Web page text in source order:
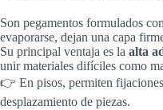
Son pegamentos formulados con
evaporarse, dejan una capa
Su principal ventaja es la alta
unir materiales difíciles como
👉 En pisos, permiten
desplazamiento de piezas.